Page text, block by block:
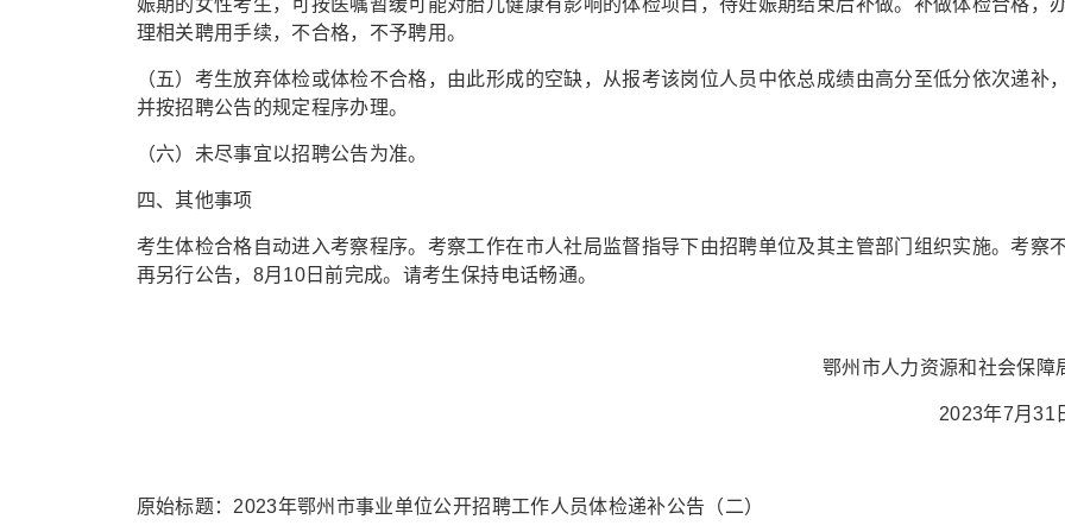
娠期的女性考生，可按医嘱暂缓可能对胎儿健康有影响的体检项目，待妊娠期结束后补做。补做体检合格，
理相关聘用手续，不合格，不予聘用。
（五）考生放弃体检或体检不合格，由此形成的空缺，从报考该岗位人员中依总成绩由高分至低分依次递补，
并按招聘公告的规定程序办理。
（六）未尽事宜以招聘公告为准。
四、其他事项
考生体检合格自动进入考察程序。考察工作在市人社局监督指导下由招聘单位及其主管部门组织实施。考察
再另行公告，8月10日前完成。请考生保持电话畅通。
鄂州市人力资源和社会保障
2023年7月31
原始标题：2023年鄂州市事业单位公开招聘工作人员体检递补公告（二）